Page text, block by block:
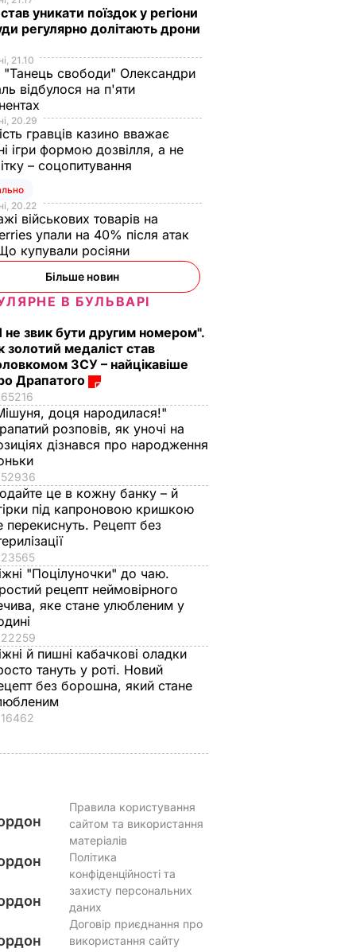
пух,
Три важливі кроки – і
ваш салат із буряку
буде неймовірним
7 серпня, 17.29 БУЛЬВАР
уникати поїздок у регіони
регулярно долітають дрони
21.10
"Танець свободи" Олександри
відбулося на п'яти
20.29
гравців казино вважає
ігри формою дозвілля, а не
– соцопитування
20.22
військових товарів на
упали на 40% після атак
купували росіяни
Більше новин
В БУЛЬВАРІ
не звик бути другим номером".
золотий медаліст став
ЗСУ – найцікавіше
Драпатого
65216
доця народилася!"
розповів, як уночі на
дізнався про народження
52936
це в кожну банку – й
під капроновою кришкою
перекиснуть. Рецепт без
23565
"Поцілуночки" до чаю.
рецепт неймовірного
яке стане улюбленим у
22259
й пишні кабачкові оладки
тануть у роті. Новий
без борошна, який стане
16462
Правила користування
сайтом та використання
матеріалів
Політика
конфіденційності та
захисту персональних
даних
Договір приєднання про
використання сайту